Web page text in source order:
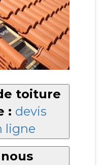
toiture
: devis
ligne